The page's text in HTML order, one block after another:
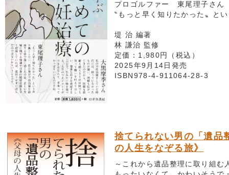
プロゴルファー 東尾理子さん
‶もっと早く知りたかった〟と
堤 治 編著
林 謙治 監修
定価：1,980円（税込）
2025年9月14日発売
ISBN978-4-911064-28-3
捨てられない男の「遺品
の人生をなぞる旅》
～これから遺品整理に取り組む